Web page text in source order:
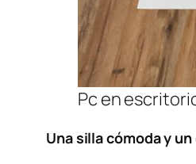
Pc en
Una silla cómoda y